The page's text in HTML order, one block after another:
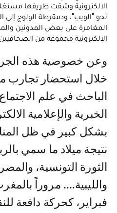
الالكترونية وشقت طريقها
نحو "الويب"، ودمقرطة الولوج إلى
المغامرة على بعض المدونين
الالكترونية مجموعة من
وعن خصوصية هذه الجرائد الالكترونية، من
خلال استحضار تجارب
الباحث في علم
الخبرية والإعلامية
بشكل كبير في ظل
نتيجة ميلاد ما سمي
الثورة التونسية،
فبراير، كحركة دافعة